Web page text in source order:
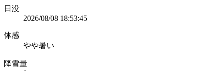
日没
2026/08/08 18:53:45
体感
やや暑い
降雪量